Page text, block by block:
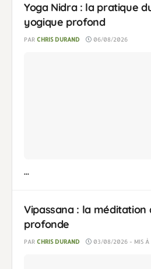
Yoga Nidra : la pratique
yogique profond
PAR CHRIS DURAND 06/08/2026
...
Vipassana : la méditation
profonde
PAR CHRIS DURAND 03/08/2026 - MIS À